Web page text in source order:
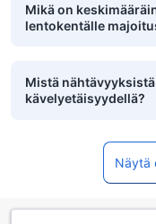
Mikä on
lentokentälle
Mistä
kävelyetäisyydellä?
Näytä